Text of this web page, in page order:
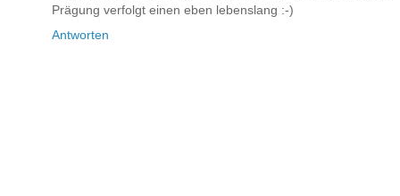
Prägung verfolgt einen eben lebenslang :-)
Antworten